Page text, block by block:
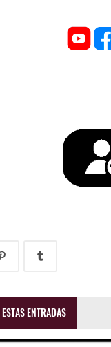
ENTRADAS